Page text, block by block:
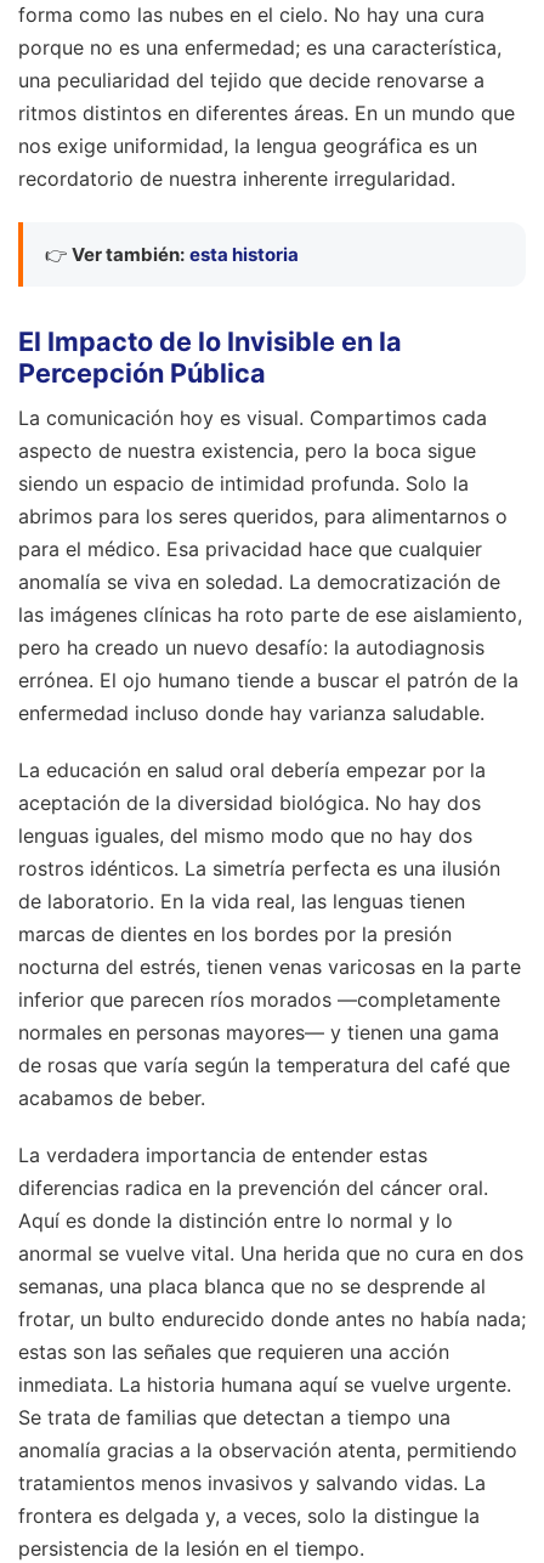
forma como las nubes en el cielo. No hay una cura
porque no es una enfermedad; es una característica,
una peculiaridad del tejido que decide renovarse a
ritmos distintos en diferentes áreas. En un mundo que
nos exige uniformidad, la lengua geográfica es un
recordatorio de nuestra inherente irregularidad.
👉 Ver también: esta historia
El Impacto de lo Invisible en la
Percepción Pública
La comunicación hoy es visual. Compartimos cada
aspecto de nuestra existencia, pero la boca sigue
siendo un espacio de intimidad profunda. Solo la
abrimos para los seres queridos, para alimentarnos o
para el médico. Esa privacidad hace que cualquier
anomalía se viva en soledad. La democratización de
las imágenes clínicas ha roto parte de ese aislamiento,
pero ha creado un nuevo desafío: la autodiagnosis
errónea. El ojo humano tiende a buscar el patrón de la
enfermedad incluso donde hay varianza saludable.
La educación en salud oral debería empezar por la
aceptación de la diversidad biológica. No hay dos
lenguas iguales, del mismo modo que no hay dos
rostros idénticos. La simetría perfecta es una ilusión
de laboratorio. En la vida real, las lenguas tienen
marcas de dientes en los bordes por la presión
nocturna del estrés, tienen venas varicosas en la parte
inferior que parecen ríos morados —completamente
normales en personas mayores— y tienen una gama
de rosas que varía según la temperatura del café que
acabamos de beber.
La verdadera importancia de entender estas
diferencias radica en la prevención del cáncer oral.
Aquí es donde la distinción entre lo normal y lo
anormal se vuelve vital. Una herida que no cura en dos
semanas, una placa blanca que no se desprende al
frotar, un bulto endurecido donde antes no había nada;
estas son las señales que requieren una acción
inmediata. La historia humana aquí se vuelve urgente.
Se trata de familias que detectan a tiempo una
anomalía gracias a la observación atenta, permitiendo
tratamientos menos invasivos y salvando vidas. La
frontera es delgada y, a veces, solo la distingue la
persistencia de la lesión en el tiempo.